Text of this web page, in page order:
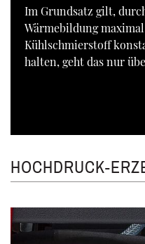
Im Grundsatz gilt,
Wärmebildung
Kühlschmierstoff
halten, geht das nur
HOCHDRUCK-